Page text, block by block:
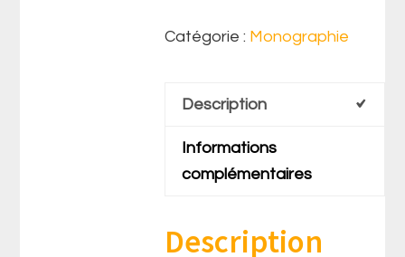
Catégorie : Monographie
Description
Informations
complémentaires
Description